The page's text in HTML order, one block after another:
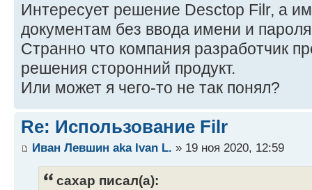
Интересует решение Desctop Filr, а
документам без ввода имени и
Странно что компания разработчик
решения сторонний продукт.
Или может я чего-то не так понял?
Re: Использование Filr
Иван Левшин aka Ivan L. » 19 ноя 2020, 12:59
caxap писал(а):